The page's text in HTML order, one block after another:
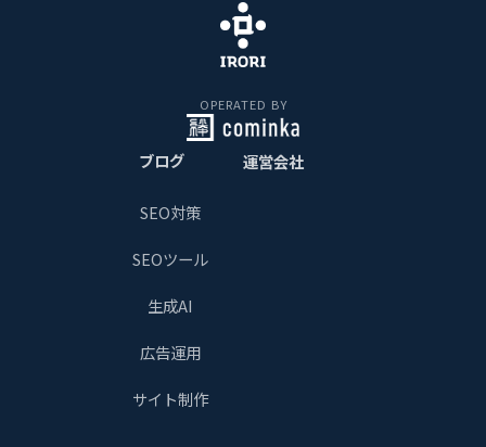
OPERATED BY
ブログ
SEO対策
SEOツール
生成AI
広告運用
サイト制作
運営会社